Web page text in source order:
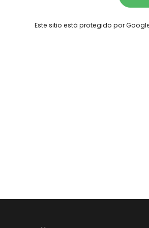
Este sitio está protegido por Google